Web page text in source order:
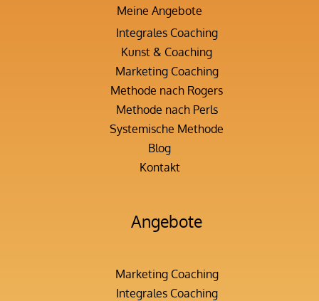
Meine Angebote
Integrales Coaching
Kunst & Coaching
Marketing Coaching
Methode nach Rogers
Methode nach Perls
Systemische Methode
Blog
Kontakt
Angebote
Marketing Coaching
Integrales Coaching